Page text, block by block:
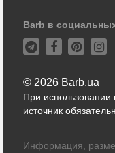
Barb в
© 2026 Barb.ua
При использовании
источник
Информация,